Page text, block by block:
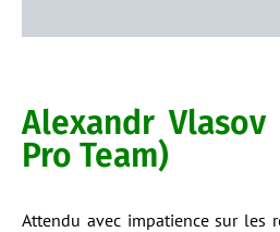
Alexandr Vlasov
Pro Team)
Attendu avec impatience sur les